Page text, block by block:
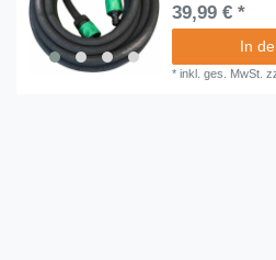
39,99 € *
In
*inkl. ges. MwSt.